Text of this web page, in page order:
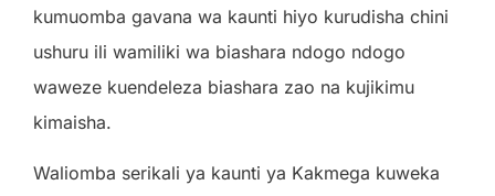
kumuomba gavana wa kaunti hiyo kurudisha chini
ushuru ili wamiliki wa biashara ndogo ndogo
waweze kuendeleza biashara zao na kujikimu
kimaisha.
Waliomba serikali ya kaunti ya Kakmega kuweka